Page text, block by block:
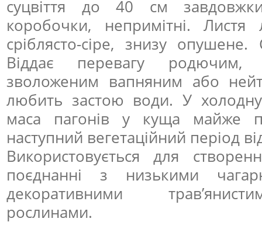
суцвіття до 40 см
коробочки, непримітні. Листя
сріблясто-сіре, знизу
Віддає перевагу родючим,
зволоженим вапняним або
любить застою води. У
маса пагонів у куща майже
наступний вегетаційний період
Використовується для
поєднанні з низькими
декоративними
рослинами.